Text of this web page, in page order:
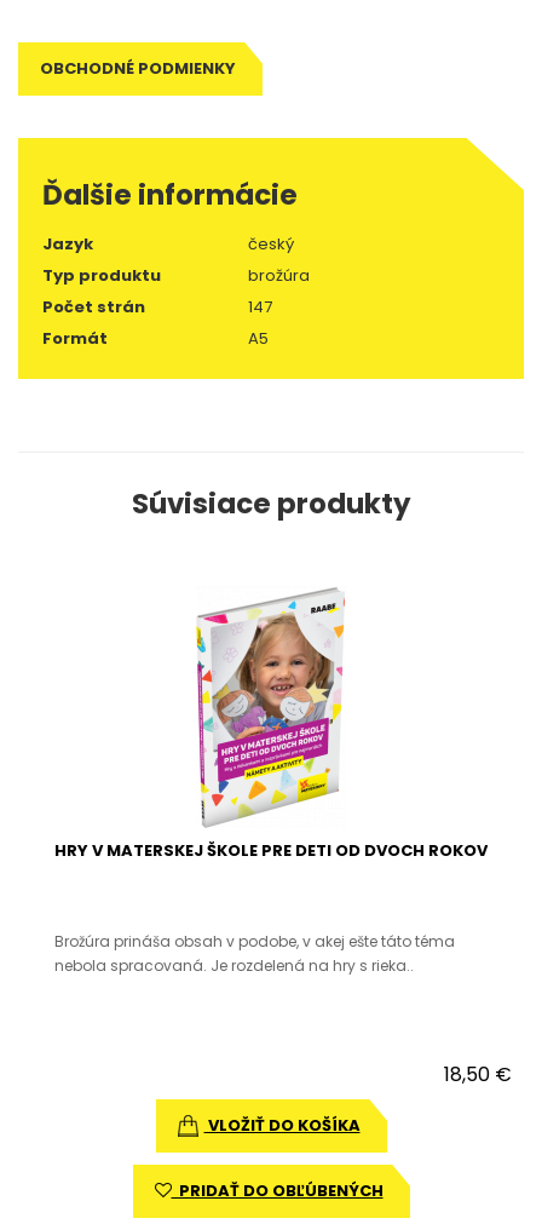
OBCHODNÉ PODMIENKY
Ďalšie informácie
Jazyk
český
Typ produktu
brožúra
Počet strán
147
Formát
A5
Súvisiace produkty
HRY V MATERSKEJ ŠKOLE PRE DETI OD DVOCH ROKOV
Brožúra prináša obsah v podobe, v akej ešte táto téma
nebola spracovaná. Je rozdelená na hry s rieka..
18,50 €
VLOŽIŤ DO KOŠÍKA
PRIDAŤ DO OBĽÚBENÝCH